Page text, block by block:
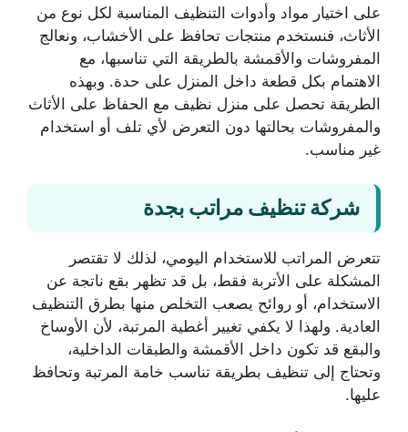
على اختيار مواد وأدوات التنظيف المناسبة لكل نوع من
الأثاث، فنستخدم منتجات تحافظ على الأخشاب، ونعالج
المفروشات والأقمشة بالطريقة التي تناسبها، مع
الاهتمام بكل قطعة داخل المنزل على حدة. وبهذه
الطريقة تحصل على منزل نظيف مع الحفاظ على الأثاث
والمفروشات بحالتها دون التعرض لأي تلف أو استخدام
غير مناسب.
شركة تنظيف مراتب بجدة
تتعرض المراتب للاستخدام اليومي، لذلك لا تقتصر
المشكلة على الأتربة فقط، بل قد تظهر بقع ناتجة عن
الاستخدام، أو روائح يصعب التخلص منها بطرق التنظيف
العادية. ولهذا لا يكفي تغيير أغطية المرتبة، لأن الأوساخ
والبقع قد تكون داخل الأقمشة والطبقات الداخلية،
وتحتاج إلى تنظيف بطريقة تناسب خامة المرتبة وتحافظ
عليها.